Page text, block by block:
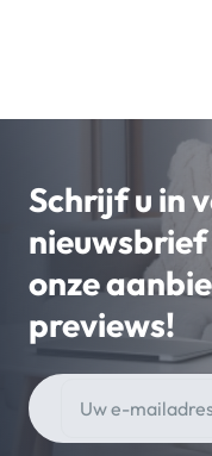
Schrijf u in
onze
previews!